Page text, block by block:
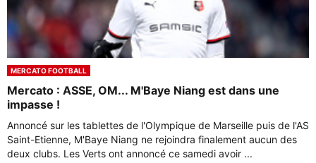
MERCATO FOOTBALL
Mercato : ASSE, OM... M'Baye Niang est dans une
impasse !
Annoncé sur les tablettes de l'Olympique de Marseille puis de l'AS
Saint-Etienne, M'Baye Niang ne rejoindra finalement aucun des
deux clubs. Les Verts ont annoncé ce samedi avoir ...